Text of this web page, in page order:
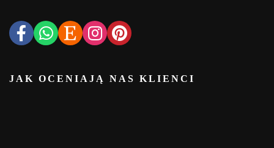
JAK OCENIAJĄ NAS KLIENCI